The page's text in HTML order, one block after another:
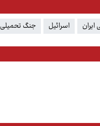
اسرائیل جنگ تحمیلی 12 روزه